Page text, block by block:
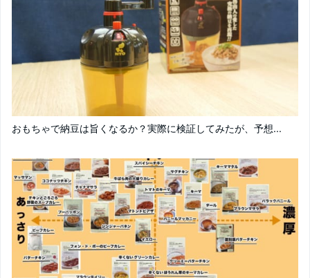
おもちゃで納豆は旨くなるか？実際に検証してみたが、予想...